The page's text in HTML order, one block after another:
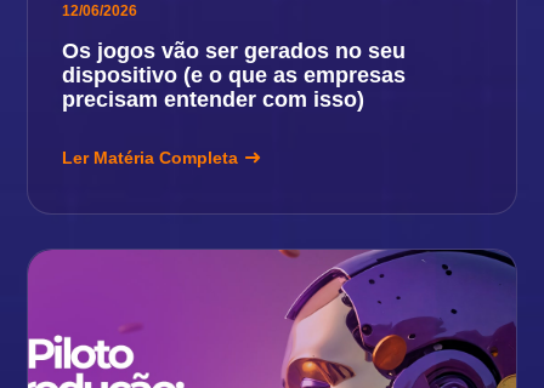
12/06/2026
Os jogos vão ser gerados no seu
dispositivo (e o que as empresas
precisam entender com isso)
Ler Matéria Completa